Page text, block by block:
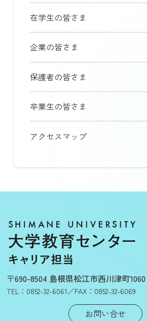
在学生の皆さま
企業の皆さま
保護者の皆さま
卒業生の皆さま
アクセスマップ
〒690-8504 島根県松江市西川津町1060
TEL： 0852-32-6061／FAX：0852-32-6069
お問い合せ